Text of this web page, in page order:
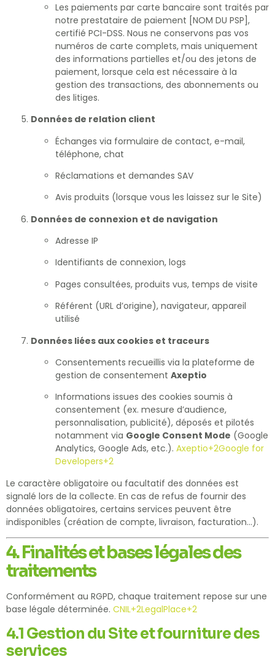
Les paiements par carte bancaire sont traités par
notre prestataire de paiement [NOM DU PSP],
certifié PCI-DSS. Nous ne conservons pas vos
numéros de carte complets, mais uniquement
des informations partielles et/ou des jetons de
paiement, lorsque cela est nécessaire à la
gestion des transactions, des abonnements ou
des litiges.
Données de relation client
Échanges via formulaire de contact, e-mail,
téléphone, chat
Réclamations et demandes SAV
Avis produits (lorsque vous les laissez sur le Site)
Données de connexion et de navigation
Adresse IP
Identifiants de connexion, logs
Pages consultées, produits vus, temps de visite
Référent (URL d’origine), navigateur, appareil
utilisé
Données liées aux cookies et traceurs
Consentements recueillis via la plateforme de
gestion de consentement Axeptio
Informations issues des cookies soumis à
consentement (ex. mesure d’audience,
personnalisation, publicité), déposés et pilotés
notamment via Google Consent Mode (Google
Analytics, Google Ads, etc.). Axeptio+2Google for
Developers+2
Le caractère obligatoire ou facultatif des données est
signalé lors de la collecte. En cas de refus de fournir des
données obligatoires, certains services peuvent être
indisponibles (création de compte, livraison, facturation…).
4. Finalités et bases légales des
traitements
Conformément au RGPD, chaque traitement repose sur une
base légale déterminée. CNIL+2LegalPlace+2
4.1 Gestion du Site et fourniture des
services